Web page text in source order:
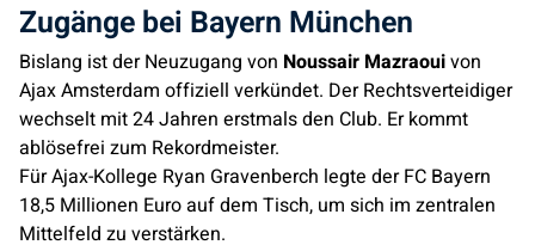
Zugänge bei Bayern München
Bislang ist der Neuzugang von Noussair Mazraouivon
Ajax Amsterdam offiziell verkündet. Der Rechtsverteidiger
wechselt mit 24 Jahren erstmals den Club. Er kommt
ablösefrei zum Rekordmeister.
Für Ajax-Kollege Ryan Gravenberch legte der FC Bayern
18,5 Millionen Euro auf dem Tisch, um sich im zentralen
Mittelfeld zu verstärken.